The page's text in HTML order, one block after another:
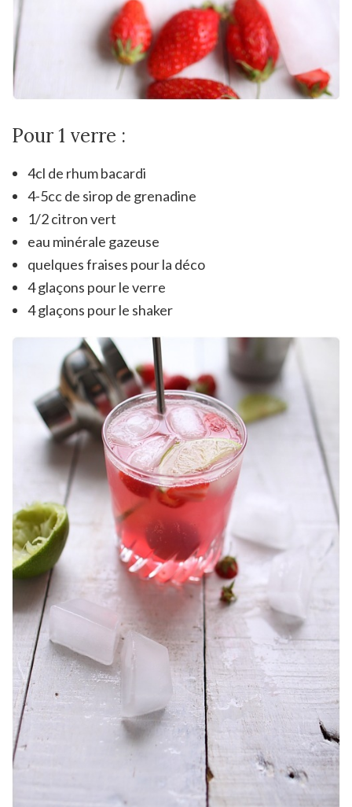
Pour 1 verre :
4cl de rhum bacardi
4-5cc de sirop de grenadine
1/2 citron vert
eau minérale gazeuse
quelques fraises pour la déco
4 glaçons pour le verre
4 glaçons pour le shaker